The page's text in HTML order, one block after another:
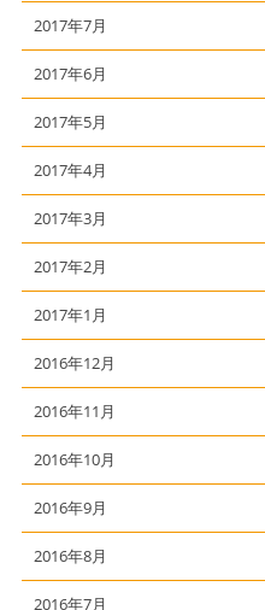
2017年7月
2017年6月
2017年5月
2017年4月
2017年3月
2017年2月
2017年1月
2016年12月
2016年11月
2016年10月
2016年9月
2016年8月
2016年7月